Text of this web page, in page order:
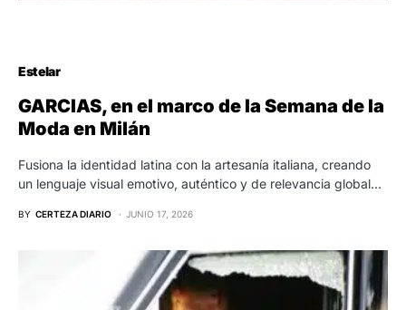
Estelar
GARCIAS, en el marco de la Semana de la
Moda en Milán
Fusiona la identidad latina con la artesanía italiana, creando
un lenguaje visual emotivo, auténtico y de relevancia global…
BY CERTEZA DIARIO JUNIO 17, 2026